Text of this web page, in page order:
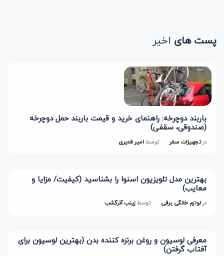
پست های اخیر
باربند دوچرخه: راهنمای خرید و قیمت باربند حمل دوچرخه
(صندوقی، سقفی)
درتجهیزات سفر توسطامیر قدیری
بهترین مدل تلویزیون اسنوا را بشناسید (کیفیت/ مزایا و
معایب)
درلوازم خانگی برقی توسطزینب آذرگشب
معرفی لوسیون و روغن برنزه کننده بدن (بهترین لوسیون برای
آفتاب گرفتن)